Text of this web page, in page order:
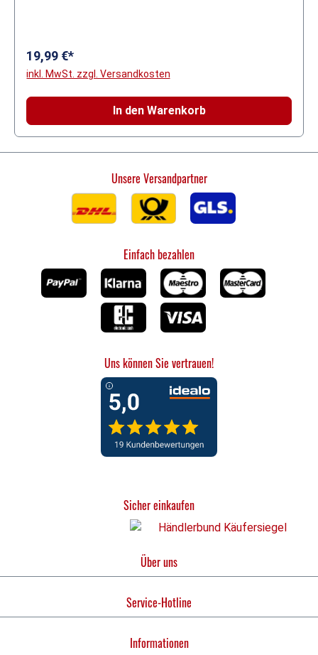
Servieren von Fleisch. Verlassen Sie sich auf die
bewährte Schweizer Qualität von Victorinox, um
ergonomisch geformte, rutschfeste Griff sorgt für
eine sichere Handhabung, selbst wenn es in der
Küche heiß hergeht. Egal, ob Sie den Sonntagsbraten,
gegrilltes Fleisch oder einen Festtagsschinken
zuverlässiger Partner für Präzision und Sicherheit.
Ihre Vorteile im Fokus: Vielseitigkeit und Qualität
Einzigartiger Halt für perfekte Ergebnisse Die spitz
festen und zuverlässigen Halt, der unverzichtbar ist.
Die glatte Oberfläche und das hygienische Material
machen die Reinigung zum Kinderspiel – die Gabel ist
spülmaschinengeeignet und behält über Jahre
hinweg ihren makellosen Look. Ein unverzichtbares
Erfahrung und die hohe Handwerkskunst von
Victorinox, dem Hersteller des berühmten Schweizer
Taschenmessers. Die Gabel ist aus hochwertigem,
rostfreiem Edelstahl gefertigt, was sie extrem
langlebig und widerstandsfähig macht. Jedes Detail
zeugt von der Qualität, die Sie von einem echten
ist das A und O beim Tranchieren. Die Victorinox
Tranchiergabel hält selbst große Fleischstücke fest
können. Der ergonomisch geformte Griff liegt
perfekt in der Hand, während die zwei robusten
Zinken das Fleisch sicher fixieren. Damit gelingt Ihnen
Produkttyp: Tranchiergabel Modell: Victorinox
19,99 €*
inkl. MwSt. zzgl. Versandkosten
In den Warenkorb
Unsere Versandpartner
Einfach bezahlen
Uns können Sie vertrauen!
Sicher einkaufen
Über uns
Service-Hotline
Informationen